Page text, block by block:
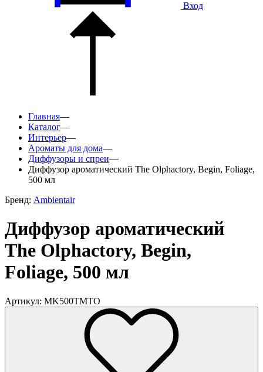
Вход
Главная—
Каталог—
Интерьер—
Ароматы для дома—
Диффузоры и спреи—
Диффузор ароматический The Olphactory, Begin, Foliage,
500 мл
Бренд: Ambientair
Диффузор ароматический
The Olphactory, Begin,
Foliage, 500 мл
Артикул: MK500TMTO